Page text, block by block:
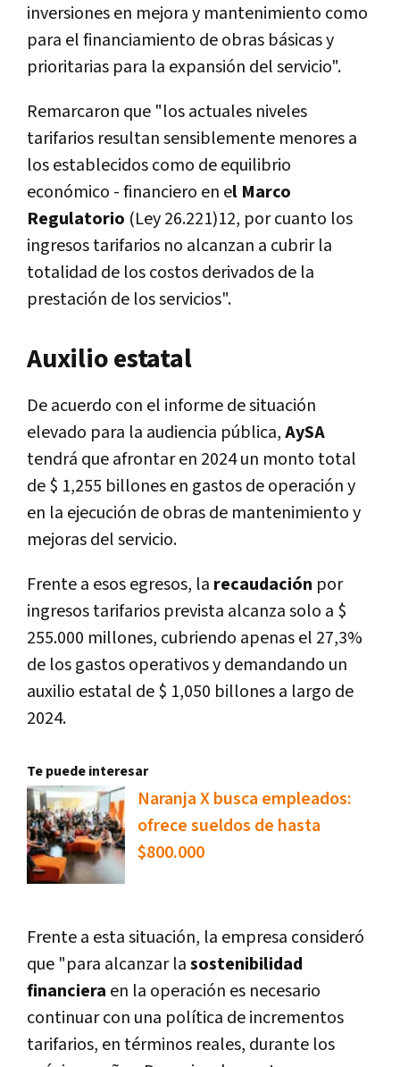
inversiones en mejora y mantenimiento como
para el financiamiento de obras básicas y
prioritarias para la expansión del servicio".
Remarcaron que "los actuales niveles
tarifarios resultan sensiblemente menores a
los establecidos como de equilibrio
económico - financiero en el Marco
Regulatorio (Ley 26.221)12, por cuanto los
ingresos tarifarios no alcanzan a cubrir la
totalidad de los costos derivados de la
prestación de los servicios".
Auxilio estatal
De acuerdo con el informe de situación
elevado para la audiencia pública,AySA
tendrá que afrontar en 2024 un monto total
de $ 1,255 billones en gastos de operación y
en la ejecución de obras de mantenimiento y
mejoras del servicio.
Frente a esos egresos, la recaudación por
ingresos tarifarios prevista alcanza solo a $
255.000 millones, cubriendo apenas el 27,3%
de los gastos operativos y demandando un
auxilio estatal de $ 1,050 billones a largo de
2024.
Te puede interesar
Naranja X busca empleados:
ofrece sueldos de hasta
$800.000
Frente a esta situación, la empresa consideró
que "para alcanzar lasostenibilidad
financiera en la operación es necesario
continuar con una política de incrementos
tarifarios, en términos reales, durante los